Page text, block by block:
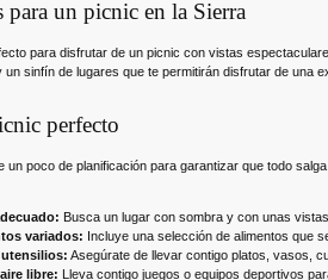
para un picnic en la Sierra
para disfrutar de un picnic con vistas
sinfín de lugares que te permitirán disfrutar de una
perfecto
un poco de planificación para garantizar que todo
Busca un lugar con sombra y con unas
variados: Incluye una selección de alimentos que
Asegúrate de llevar contigo platos, vasos,
libre: Lleva contigo juegos o equipos deportivos